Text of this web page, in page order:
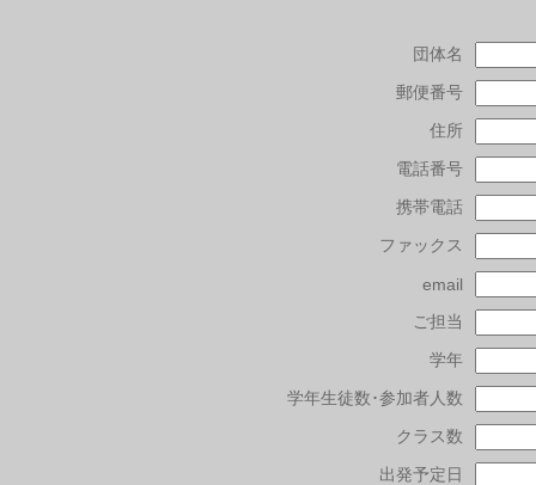
団体名
郵便番号
住所
電話番号
携帯電話
ファックス
email
ご担当
学年
学年生徒数･参加者人数
クラス数
出発予定日